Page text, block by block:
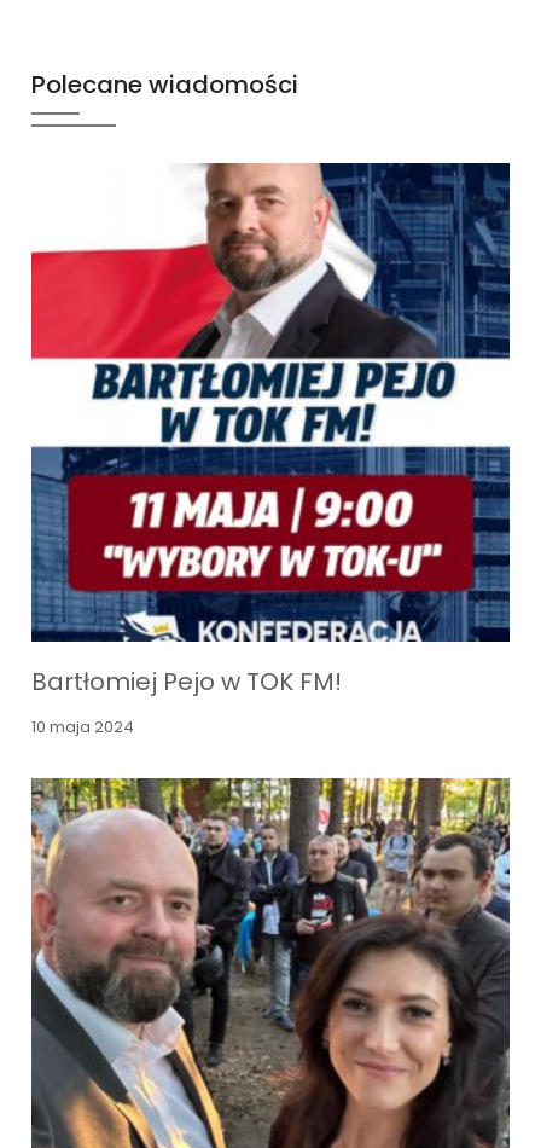
Polecane wiadomości
Bartłomiej Pejo w TOK FM!
10 maja 2024